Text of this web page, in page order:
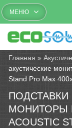
МЕНЮ
Главная »
акустические
Stand Pro Max
ПОДСТАВКИ
МОНИТОРЫ
ACOUSTIC